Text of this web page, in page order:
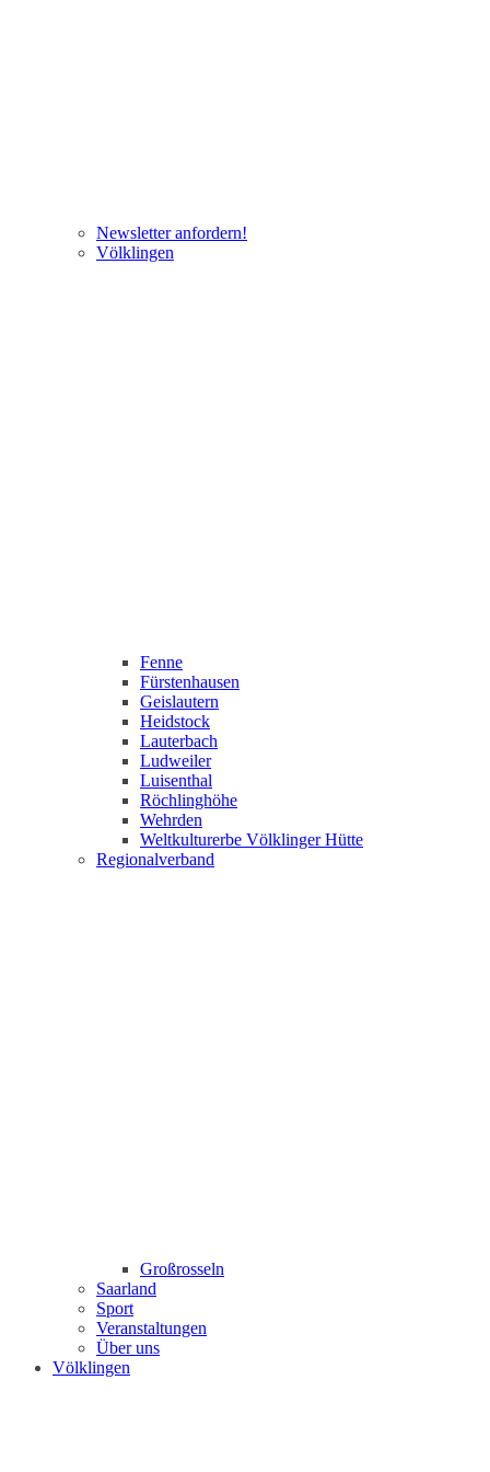
Newsletter anfordern!
Völklingen
Fenne
Fürstenhausen
Geislautern
Heidstock
Lauterbach
Ludweiler
Luisenthal
Röchlinghöhe
Wehrden
Weltkulturerbe Völklinger Hütte
Regionalverband
Großrosseln
Saarland
Sport
Veranstaltungen
Über uns
Völklingen